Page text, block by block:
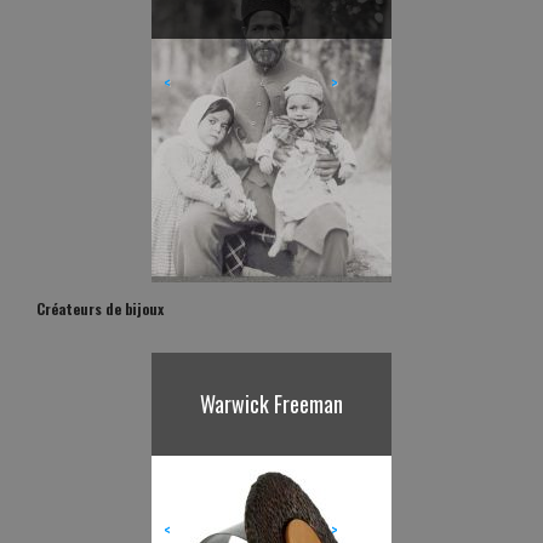
< >
Créateurs de bijoux
Warwick Freeman
Karl Fritsch
< >